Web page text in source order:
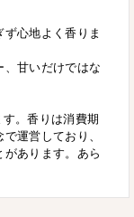
心地よく香りま
、甘いだけではな
。香りは消費期
運営しており、
あります。あら